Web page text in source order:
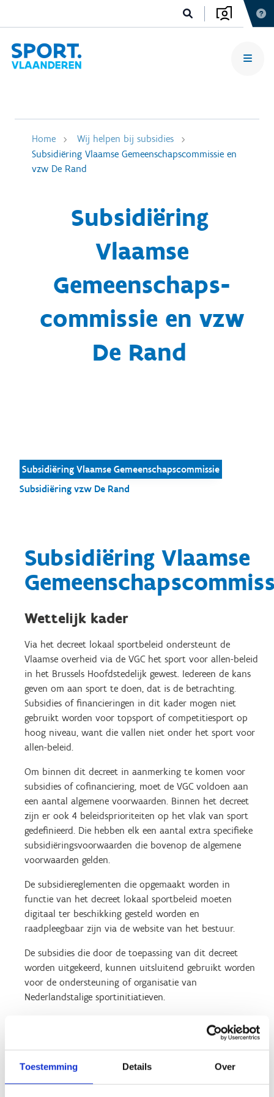
Toestemming Details Over
Home
Wij helpen bij subsidies
Subsidiëring Vlaamse Gemeenschapscommissie en
vzw De Rand
Subsidiëring
Vlaamse
Gemeenschaps­
commissie en vzw
De Rand
Subsidiëring Vlaamse Gemeenschapscommissie
Subsidiëring vzw De Rand
Subsidiëring Vlaamse
Wettelijk kader
Via het decreet lokaal sportbeleid ondersteunt de
Vlaamse overheid via de VGC het sport voor allen-beleid
in het Brussels Hoofdstedelijk gewest. Iedereen de kans
geven om aan sport te doen, dat is de betrachting.
Subsidies of financieringen in dit kader mogen niet
gebruikt worden voor topsport of competitiesport op
hoog niveau, want die vallen niet onder het sport voor
allen-beleid.
Om binnen dit decreet in aanmerking te komen voor
subsidies of cofinanciering, moet de VGC voldoen aan
een aantal algemene voorwaarden. Binnen het decreet
zijn er ook 4 beleidsprioriteiten op het vlak van sport
gedefinieerd. Die hebben elk een aantal extra specifieke
subsidiëringsvoorwaarden die bovenop de algemene
voorwaarden gelden.
De subsidiereglementen die opgemaakt worden in
functie van het decreet lokaal sportbeleid moeten
digitaal ter beschikking gesteld worden en
raadpleegbaar zijn via de website van het bestuur.
De subsidies die door de toepassing van dit decreet
worden uitgekeerd, kunnen uitsluitend gebruikt worden
voor de ondersteuning of organisatie van
Nederlandstalige sportinitiatieven.
Wil je meer weten over de decretale basis waarop VGC
wordt gesubsidieerd voor de uitbouw van een lokaal
sportbeleid? Lees hetdecreet en hetbesluit .